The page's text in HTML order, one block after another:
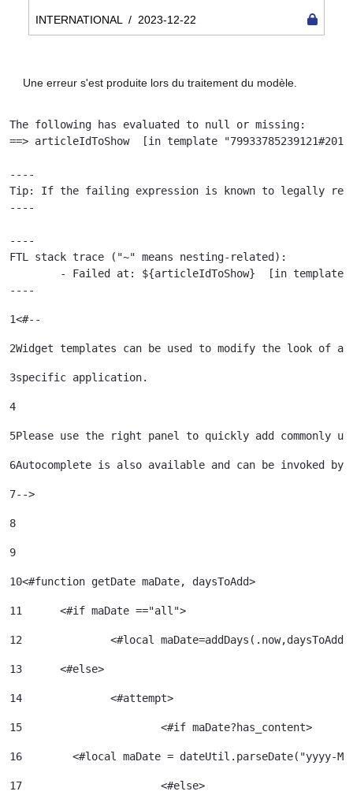
INTERNATIONAL / 2023-12-22
Une erreur s'est produite lors du traitement du modèle.
The following has evaluated to null or missing:
==> articleIdToShow  [in template
----
Tip: If the failing expression is known to legally refer
----
----
FTL stack trace ("~" means nesting-related):
----
1<#--
2Widget templates can be used to modify the look of a
3specific application.
4
5Please use the right panel to quickly add commonly
6Autocomplete is also available and can be invoked
7-->
8
9
10<#function getDate maDate, daysToAdd>
11
	<#if maDate =="all">
12
<#local
13
	<#else>
14
		<#attempt>
15
			<#if maDate?has_content>
16
<#local maDate = dateUtil.parseDate("yyyy-
17
			<#else>